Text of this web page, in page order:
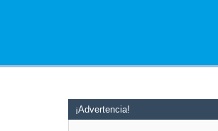
¡Advertencia!